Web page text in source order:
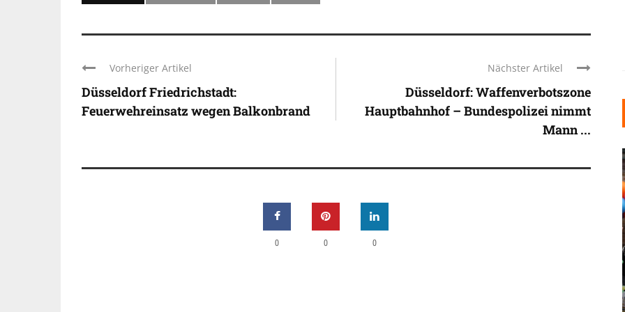
Vorheriger Artikel
Düsseldorf Friedrichstadt:
Feuerwehreinsatz wegen Balkonbrand
Nächster Artikel
Düsseldorf: Waffenverbotszone
Hauptbahnhof – Bundespolizei nimmt
Mann ...
0 0 0